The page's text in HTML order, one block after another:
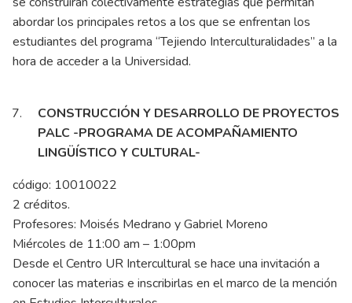
abordar los principales retos a los que se enfrentan los
estudiantes del programa “Tejiendo Interculturalidades” a la
hora de acceder a la Universidad.
CONSTRUCCIÓN Y DESARROLLO DE PROYECTOS
PALC -PROGRAMA DE ACOMPAÑAMIENTO
LINGÜÍSTICO Y CULTURAL-
código: 10010022
2 créditos.
Profesores: Moisés Medrano y Gabriel Moreno
Miércoles de 11:00 am – 1:00pm
Desde el Centro UR Intercultural se hace una invitación a
conocer las materias e inscribirlas en el marco de la mención